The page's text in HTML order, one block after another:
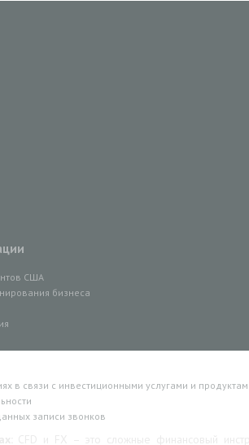
США
бизнеса
в связи с инвестиционными услугами и
записи звонков